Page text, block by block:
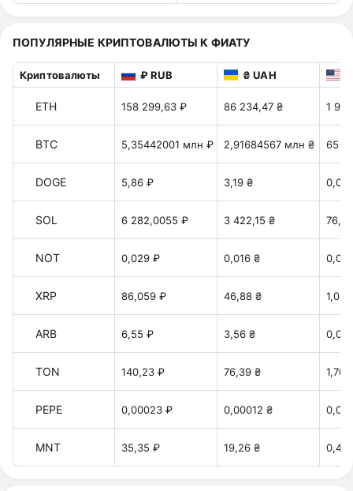
ПОПУЛЯРНЫЕ КРИПТОВАЛЮТЫ К ФИАТУ
Криптовалюты ₽ RUB ₴ UAH
ETH 158 299,63 ₽ 86 234,47 ₴ 1
BTC 5,35442001 млн ₽ 2,91684567 млн ₴ 65
DOGE 5,86 ₽ 3,19 ₴
SOL 6 282,0055 ₽ 3 422,15 ₴
NOT 0,029 ₽ 0,016 ₴
XRP 86,059 ₽ 46,88 ₴
ARB 6,55 ₽ 3,56 ₴
TON 140,23 ₽ 76,39 ₴ 1,70
PEPE 0,00023 ₽ 0,00012 ₴
MNT 35,35 ₽ 19,26 ₴ 0,42